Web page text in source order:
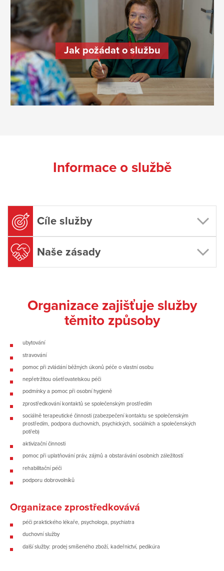
Jak požádat o službu
Informace o službě
Cíle služby
Naše zásady
Organizace zajišťuje služby
těmito způsoby
ubytování
stravování
pomoc při zvládání běžných úkonů péče o vlastní osobu
nepřetržitou ošetřovatelskou péči
podmínky a pomoc při osobní hygieně
zprostředkování kontaktů se společenským prostředím
sociálně terapeutické činnosti (zabezpečení kontaktu se společenským
prostředím, podpora duchovních, psychických, sociálních a společenských
potřeb)
aktivizační činnosti
pomoc při uplatňování práv, zájmů a obstarávání osobních záležitostí
rehabilitační péči
podporu dobrovolníků
Organizace zprostředkovává
péči praktického lékaře, psychologa, psychiatra
duchovní služby
další služby: prodej smíšeného zboží, kadeřnictví, pedikúra